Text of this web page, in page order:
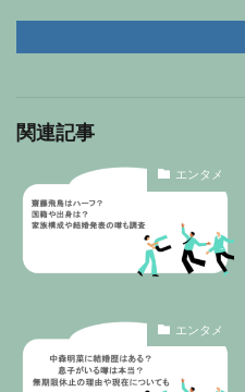
関連記事
エンタメ
エンタメ